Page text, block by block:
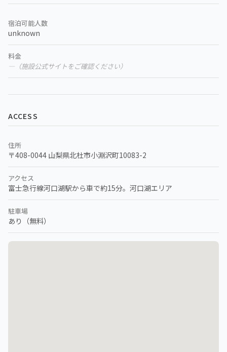
宿泊可能人数
unknown
料金
—（施設公式サイトをご確認ください）
ACCESS
住所
〒408-0044 山梨県北杜市小淵沢町10083-2
アクセス
富士急行線河口湖駅から車で約15分。河口湖エリア
駐車場
あり（無料）